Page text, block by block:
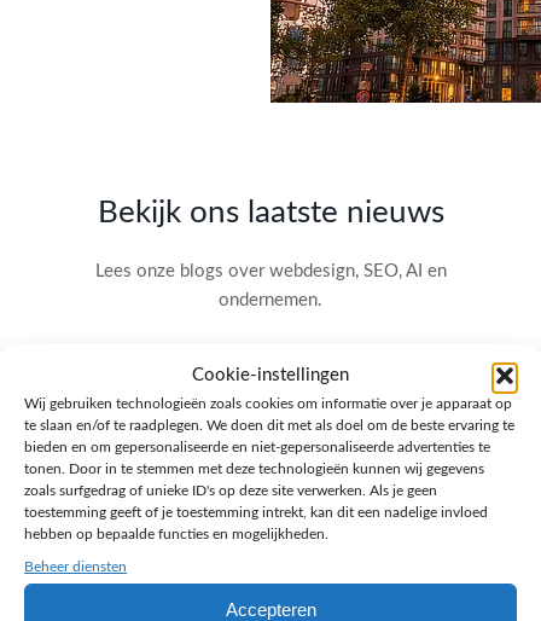
Cookie-instellingen
Wij gebruiken technologieën zoals cookies om informatie over je apparaat op
te slaan en/of te raadplegen. We doen dit met als doel om de beste ervaring te
bieden en om gepersonaliseerde en niet-gepersonaliseerde advertenties te
tonen. Door in te stemmen met deze technologieën kunnen wij gegevens
zoals surfgedrag of unieke ID's op deze site verwerken. Als je geen
toestemming geeft of je toestemming intrekt, kan dit een nadelige invloed
hebben op bepaalde functies en mogelijkheden.
Beheer diensten
Accepteren
Bekijk ons laatste nieuws
Lees onze blogs over webdesign, SEO, AI en
ondernemen.